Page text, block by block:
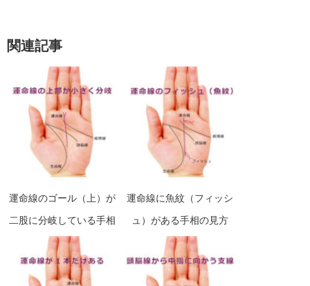
関連記事
運命線のゴール（上）が
二股に分岐している手相
の見方
運命線に魚紋（フィッシ
ュ）がある手相の見方